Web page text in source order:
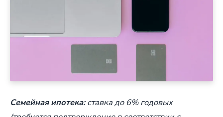
Семейная ипотека:ставка до 6% годовых